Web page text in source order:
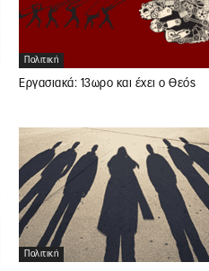
Πολιτική
Εργασιακά: 13ωρο και έχει ο Θεός
Πολιτική